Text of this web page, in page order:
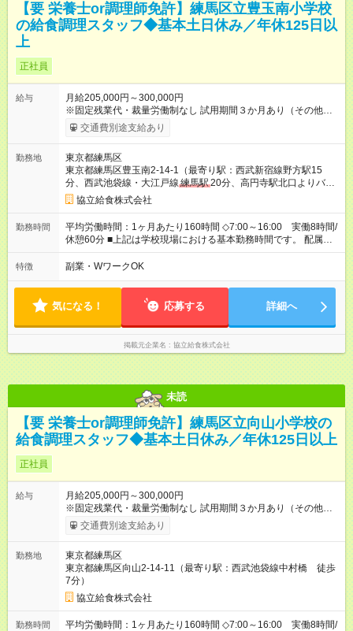
【要 栄養士or調理師免許】練馬区立豊玉南小学校
の給食調理スタッフ◆基本土日休み／年休125日以
上
正社員
給与
月給205,000円～300,000円
※固定残業代・裁量労働制なし 試用期間３か月あり（その他雇
用条件に変更無し） 賞与あり（年２回） 交通費支給（社内規定
による） 【試用期間】試用期間あり 試用期間の長さ：3ヶ月 雇
交通費別途支給あり
勤務地
東京都練馬区
東京都練馬区豊玉南2-14-1（最寄り駅：西武新宿線野方駅15
分、西武池袋線・大江戸線 練馬駅20分、高円寺駅北口よりバス
有）協立給食株式会社
勤務時間
平均労働時間：1ヶ月あたり160時間 ◇7:00～16:00 実働8時間/
休憩60分 ■上記は学校現場における基本勤務時間です。 配属先
により始業時間・終業時間が多少前後します。 ■学校現場配属の
社員を対象に、1年単位の変形労働時間制を導入しております。
れます。 平均労働時間：1ヶ月あたり160時間 ◇7:00～16:00
実働8時間/休憩60分 ■上記は学校現場における基本勤務時間で
す。 配属先により始業時間・終業時間が多少前後します。 ■学
校現場配属の社員を対象に、1年単位の変形労働時間制を導入し
ております。 ■労働時間8時間未満となる勤務日でも、「1日勤
務」として扱われます。
特徴 副業・WワークOK
気になる！ 応募する 詳細へ
掲載元企業名 協立給食株式会社
未読
【要 栄養士or調理師免許】練馬区立向山小学校の
給食調理スタッフ◆基本土日休み／年休125日以上
正社員
給与
月給205,000円～300,000円
※固定残業代・裁量労働制なし 試用期間３か月あり（その他雇
用条件に変更無し） 賞与あり（年２回） 交通費支給（社内規定
による） 【試用期間】試用期間あり 試用期間の長さ：3ヶ月 雇
交通費別途支給あり
勤務地
東京都練馬区
東京都練馬区向山2-14-11（最寄り駅：西武池袋線中村橋 徒歩
7分）
協立給食株式会社
勤務時間
平均労働時間：1ヶ月あたり160時間 ◇7:00～16:00 実働8時間/